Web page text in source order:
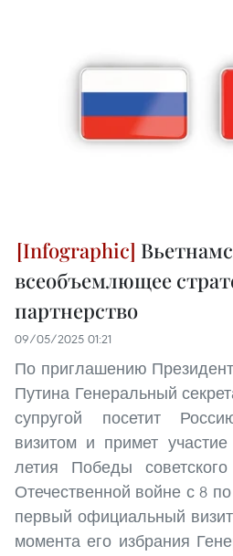
всеобъемлющее
партнерство
09/05/2025 01:21
По приглашению
Путина Генеральный
супругой посетит
визитом и примет
летия Победы
Отечественной войне с 8
первый официальный
момента его избрания